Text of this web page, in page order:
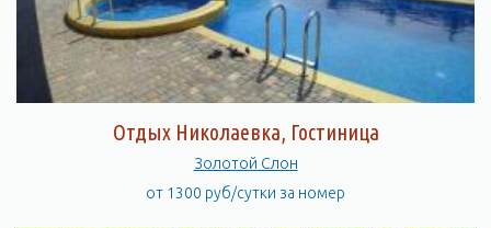
Отдых Николаевка, Гостиница
Золотой Слон
от 1300 руб/сутки за номер